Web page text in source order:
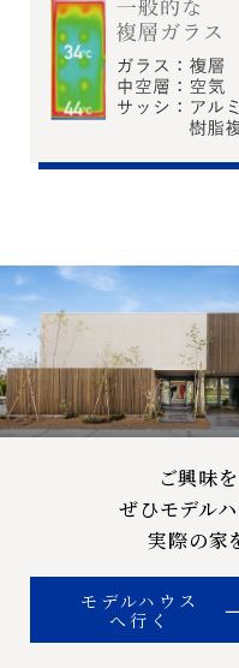
ご興味
ぜひモデル
実際の家
モデルハウス
へ行く